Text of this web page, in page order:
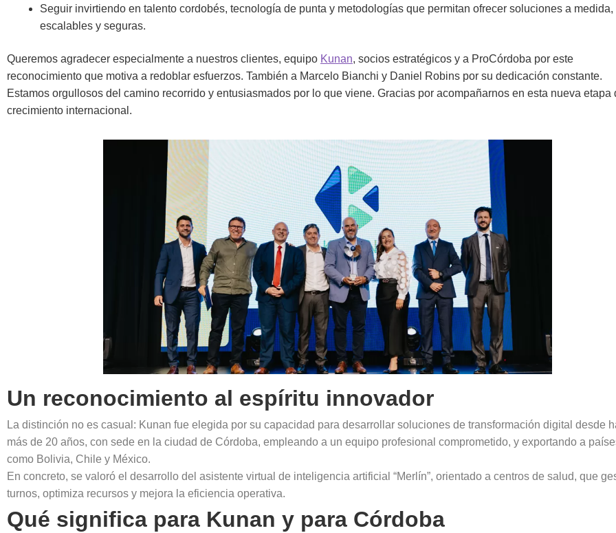
Seguir invirtiendo en talento cordobés, tecnología de punta y metodologías que permitan ofrecer soluciones a medida,
escalables y seguras.
Queremos agradecer especialmente a nuestros clientes, equipo Kunan, socios estratégicos y a ProCórdoba por este
reconocimiento que motiva a redoblar esfuerzos. También a Marcelo Bianchi y Daniel Robins por su dedicación constante.
Estamos orgullosos del camino recorrido y entusiasmados por lo que viene. Gracias por acompañarnos en esta nueva etapa
crecimiento internacional.
Un reconocimiento al espíritu innovador
La distinción no es casual: Kunan fue elegida por su capacidad para desarrollar soluciones de transformación digital desde
más de 20 años, con sede en la ciudad de Córdoba, empleando a un equipo profesional comprometido, y exportando a
como Bolivia, Chile y México.
En concreto, se valoró el desarrollo del asistente virtual de inteligencia artificial “Merlín”, orientado a centros de salud, que
turnos, optimiza recursos y mejora la eficiencia operativa.
Qué significa para Kunan y para Córdoba